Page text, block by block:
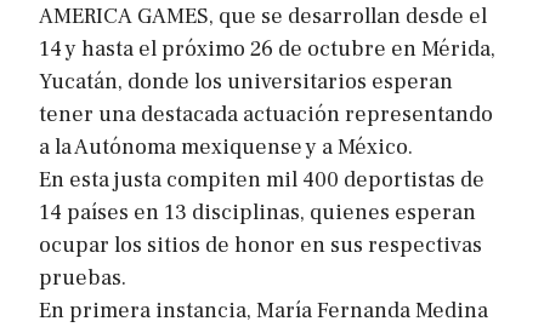
AMERICA GAMES, que se desarrollan desde el
14 y hasta el próximo 26 de octubre en Mérida,
Yucatán, donde los universitarios esperan
tener una destacada actuación representando
a la Autónoma mexiquense y a México.
En esta justa compiten mil 400 deportistas de
14 países en 13 disciplinas, quienes esperan
ocupar los sitios de honor en sus respectivas
pruebas.
En primera instancia, María Fernanda Medina